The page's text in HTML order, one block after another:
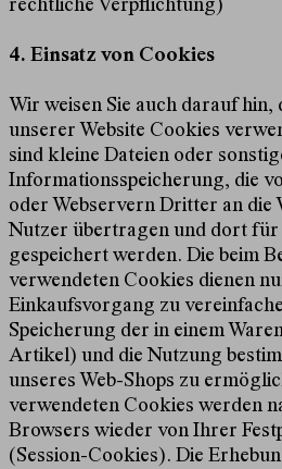
rechtliche Verpflichtung)
4. Einsatz von Cookies
Wir weisen Sie auch darauf hin,
unserer Website Cookies
sind kleine Dateien oder
Informationsspeicherung, die
oder Webservern Dritter an die
Nutzer übertragen und dort für
gespeichert werden. Die beim
verwendeten Cookies dienen
Einkaufsvorgang zu
Speicherung der in einem
Artikel) und die Nutzung
unseres Web-Shops zu
verwendeten Cookies werden
Browsers wieder von Ihrer
(Session-Cookies). Die